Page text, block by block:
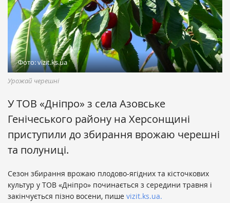
Фото: vizit.ks.ua
Урожай черешні
У ТОВ «Дніпро» з села Азовське
Генічеського району на Херсонщині
приступили до збирання врожаю черешні
та полуниці.
Сезон збирання врожаю плодово-ягідних та кісточкових
культур у ТОВ «Дніпро» починається з середини травня і
закінчується пізно восени, пише vizit.ks.ua.